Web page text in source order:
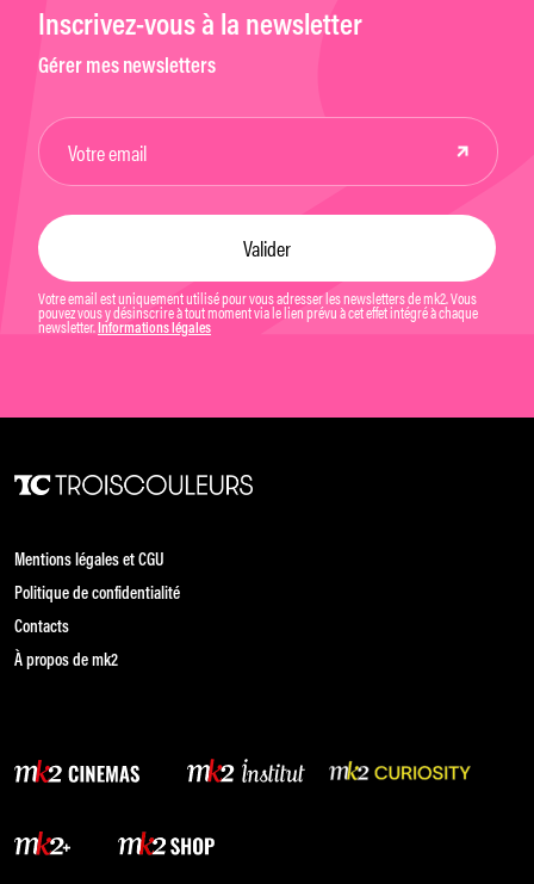
Inscrivez-vous à la newsletter
Gérer mes newsletters
Votre email est uniquement utilisé pour vous adresser les newsletters de mk2. Vous
pouvez vous y désinscrire à tout moment via le lien prévu à cet effet intégré à chaque
newsletter. Informations légales
Mentions légales et CGU
Politique de confidentialité
Contacts
À propos de mk2